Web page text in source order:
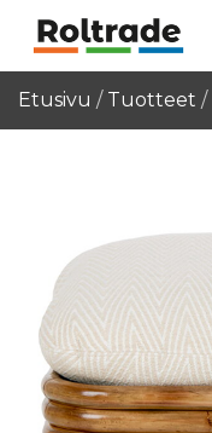
Etusivu / Tuotteet /